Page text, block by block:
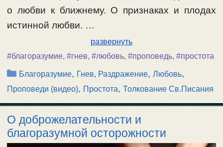
о любви к ближнему. О признаках и плодах
истинной любви. …
развернуть
#благоразумие, #гнев, #любовь, #проповедь, #простота
Рубрики
Благоразумие, Гнев, Раздражение,Любовь,
Проповеди (видео), Простота, Толкование Св.Писания
О доброжелательности и
благоразумной осторожности